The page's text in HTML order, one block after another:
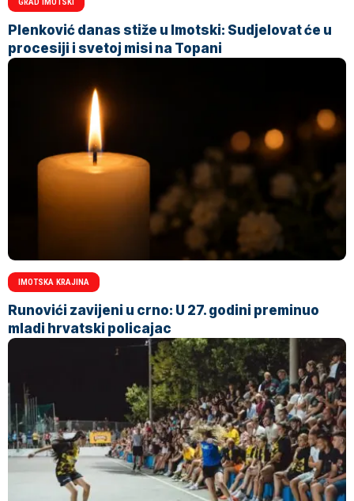
Plenković danas stiže u Imotski: Sudjelovat će u
procesiji i svetoj misi na Topani
IMOTSKA KRAJINA
Runovići zavijeni u crno: U 27. godini preminuo
mladi hrvatski policajac